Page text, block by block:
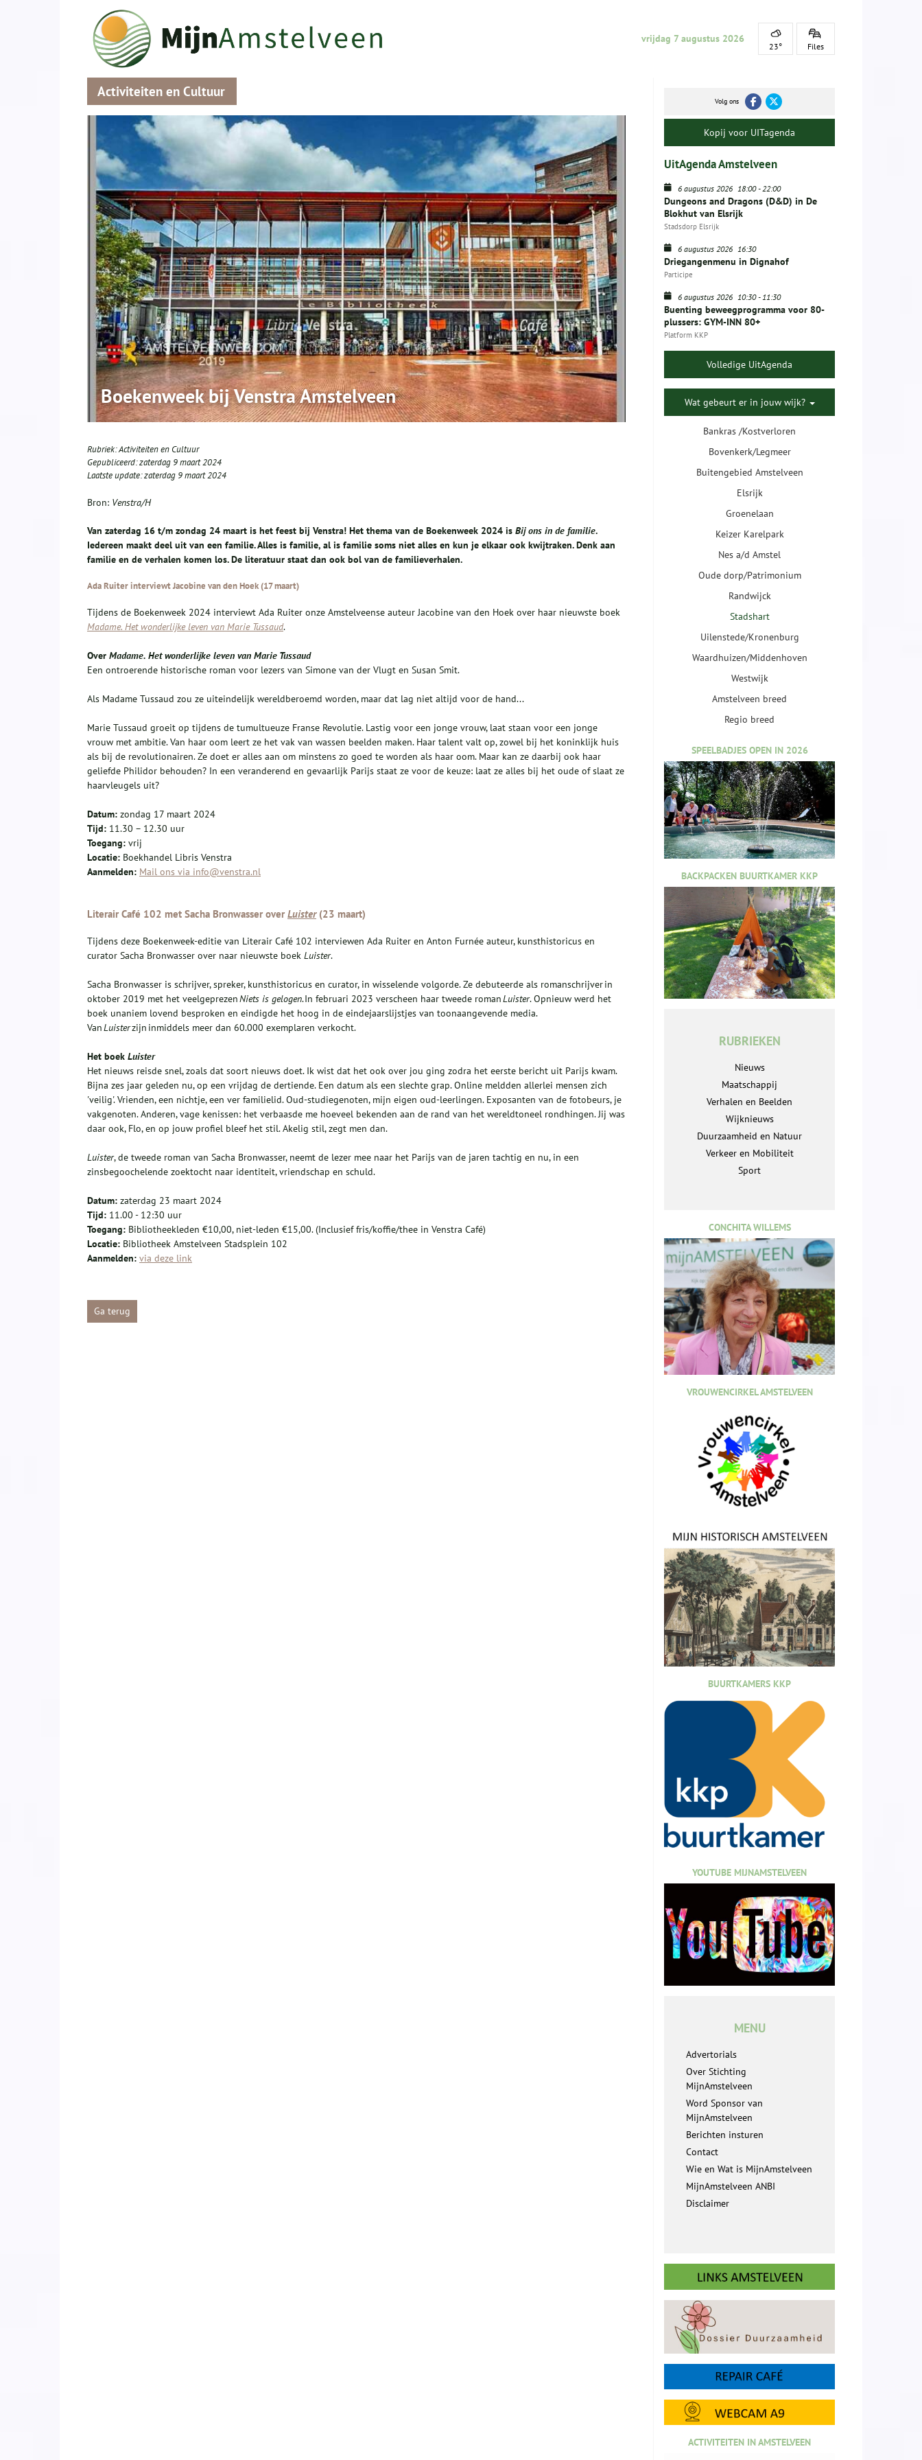
vrijdag 7 augustus 2026
23° Files
Activiteiten en Cultuur
Boekenweek bij Venstra Amstelveen
Rubriek:Activiteiten en Cultuur
Gepubliceerd:zaterdag 9 maart 2024
Laatste update:zaterdag 9 maart 2024
Bron: Venstra/H
Van zaterdag 16 t/m zondag 24 maart is het feest bij Venstra! Het thema van de Boekenweek 2024 is Bij ons in de familie.
Iedereen maakt deel uit van een familie. Alles is familie, al is familie soms niet alles en kun je elkaar ook kwijtraken. Denk aan
familie en de verhalen komen los. De literatuur staat dan ook bol van de familieverhalen.
Ada Ruiter interviewt Jacobine van den Hoek (17 maart)
Tijdens de Boekenweek 2024 interviewt Ada Ruiter onze Amstelveense auteur Jacobine van den Hoek over haar nieuwste boek
Madame. Het wonderlijke leven van Marie Tussaud.
Over Madame. Het wonderlijke leven van Marie Tussaud
Een ontroerende historische roman voor lezers van Simone van der Vlugt en Susan Smit.
Als Madame Tussaud zou ze uiteindelijk wereldberoemd worden, maar dat lag niet altijd voor de hand...
Marie Tussaud groeit op tijdens de tumultueuze Franse Revolutie. Lastig voor een jonge vrouw, laat staan voor een jonge
vrouw met ambitie. Van haar oom leert ze het vak van wassen beelden maken. Haar talent valt op, zowel bij het koninklijk huis
als bij de revolutionairen. Ze doet er alles aan om minstens zo goed te worden als haar oom. Maar kan ze daarbij ook haar
geliefde Philidor behouden? In een veranderend en gevaarlijk Parijs staat ze voor de keuze: laat ze alles bij het oude of slaat ze
haarvleugels uit?
Datum: zondag 17 maart 2024
Tijd: 11.30 – 12.30 uur
Toegang: vrij
Locatie: Boekhandel Libris Venstra
Aanmelden: Mail ons via info@venstra.nl
Literair Café 102 met Sacha Bronwasser over Luister(23 maart)
Tijdens deze Boekenweek-editie van Literair Café 102 interviewen Ada Ruiter en Anton Furnée auteur, kunsthistoricus en
curator Sacha Bronwasser over naar nieuwste boek Luister.
Sacha Bronwasser is schrijver, spreker, kunsthistoricus en curator, in wisselende volgorde. Ze debuteerde als romanschrijver in
oktober 2019 met het veelgeprezenNiets is gelogen. In februari 2023 verscheen haar tweede romanLuister. Opnieuw werd het
boek unaniem lovend besproken en eindigde het hoog in de eindejaarslijstjes van toonaangevende media.
VanLuisterzijn inmiddels meer dan 60.000 exemplaren verkocht.
Het boek Luister
Het nieuws reisde snel, zoals dat soort nieuws doet. Ik wist dat het ook over jou ging zodra het eerste bericht uit Parijs kwam.
Bijna zes jaar geleden nu, op een vrijdag de dertiende. Een datum als een slechte grap. Online meldden allerlei mensen zich
'veilig'. Vrienden, een nichtje, een ver familielid. Oud-studiegenoten, mijn eigen oud-leerlingen. Exposanten van de fotobeurs, je
vakgenoten. Anderen, vage kenissen: het verbaasde me hoeveel bekenden aan de rand van het wereldtoneel rondhingen. Jij was
daar ook, Flo, en op jouw profiel bleef het stil. Akelig stil, zegt men dan.
Luister, de tweede roman van Sacha Bronwasser, neemt de lezer mee naar het Parijs van de jaren tachtig en nu, in een
zinsbegoochelende zoektocht naar identiteit, vriendschap en schuld.
Datum: zaterdag 23 maart 2024
Tijd: 11.00 - 12:30 uur
Toegang: Bibliotheekleden €10,00, niet-leden €15,00. (Inclusief fris/koffie/thee in Venstra Café)
Locatie: Bibliotheek Amstelveen Stadsplein 102
Aanmelden: via deze link
Ga terug
Volg ons
Kopij voor UITagenda
UitAgenda Amstelveen
6 augustus 2026 18:00-22:00
Dungeons and Dragons (D&D) in De
Blokhut van Elsrijk
Stadsdorp Elsrijk
6 augustus 2026 16:30
Driegangenmenu in Dignahof
Participe
6 augustus 2026 10:30-11:30
Buenting beweegprogramma voor 80-
plussers: GYM-INN 80+
Platform KKP
Volledige UitAgenda
Wat gebeurt er in jouw wijk?
Bankras /Kostverloren
Bovenkerk/Legmeer
Buitengebied Amstelveen
Elsrijk
Groenelaan
Keizer Karelpark
Nes a/d Amstel
Oude dorp/Patrimonium
Randwijck
Stadshart
Uilenstede/Kronenburg
Waardhuizen/Middenhoven
Westwijk
Amstelveen breed
Regio breed
SPEELBADJES OPEN IN 2026
BACKPACKEN BUURTKAMER KKP
RUBRIEKEN
Nieuws
Maatschappij
Verhalen en Beelden
Wijknieuws
Duurzaamheid en Natuur
Verkeer en Mobiliteit
Sport
CONCHITA WILLEMS
VROUWENCIRKEL AMSTELVEEN
BUURTKAMERS KKP
YOUTUBE MIJNAMSTELVEEN
MENU
Advertorials
Over Stichting
MijnAmstelveen
Word Sponsor van
MijnAmstelveen
Berichten insturen
Contact
Wie en Wat is MijnAmstelveen
MijnAmstelveen ANBI
Disclaimer
ACTIVITEITEN IN AMSTELVEEN